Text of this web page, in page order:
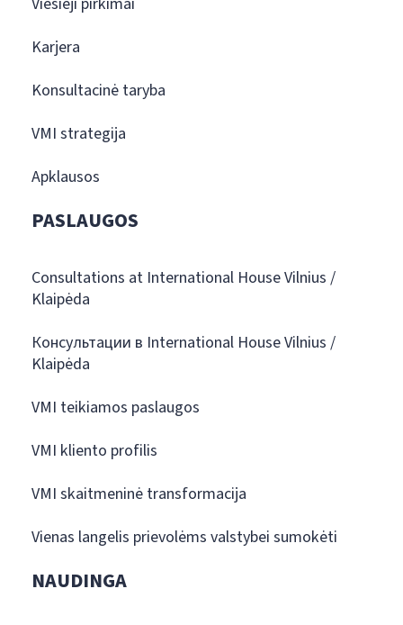
Karjera
Konsultacinė taryba
VMI strategija
Apklausos
PASLAUGOS
Consultations at International House Vilnius /
Klaipėda
Консультации в International House Vilnius /
Klaipėda
VMI teikiamos paslaugos
VMI kliento profilis
VMI skaitmeninė transformacija
Vienas langelis prievolėms valstybei sumokėti
NAUDINGA